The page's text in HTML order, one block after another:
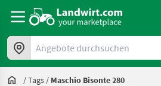
Angebote durchsuchen
/Tags / Maschio Bisonte 280